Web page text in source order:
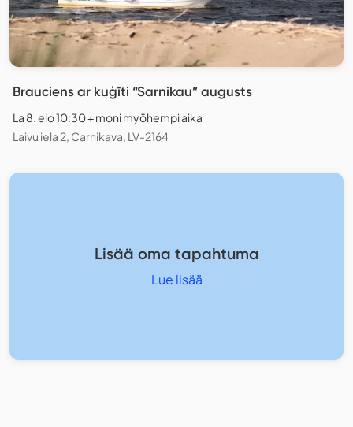
Brauciens ar kuģīti “Sarnikau” augusts
La 8. elo 10:30 + moni myöhempi aika
Laivu iela 2, Carnikava, LV-2164
Lisää oma tapahtuma
Lue lisää